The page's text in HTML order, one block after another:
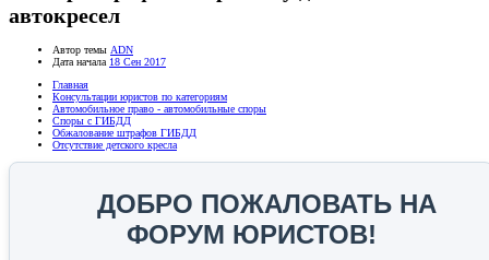
автокресел
Автор темы ADN
Дата начала 18 Сен 2017
Главная
Консультации юристов по категориям
Автомобильное право - автомобильные споры
Споры с ГИБДД
Обжалование штрафов ГИБДД
Отсутствие детского кресла
ДОБРО ПОЖАЛОВАТЬ НА
ФОРУМ ЮРИСТОВ!